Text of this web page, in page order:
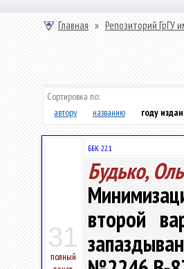
Главная » Репозиторий ГрГУ
Сортировка по:
автору
названию году
31
полный
ББК 22.1
Будько,
второй